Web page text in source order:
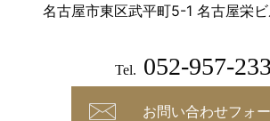
名古屋市東区武平町5-1 名古屋栄
Tel. 052-957-
お問い合わせフォ